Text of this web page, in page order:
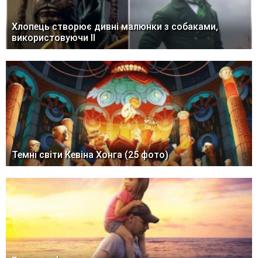
Хлопець створює дивні малюнки з собаками,
використовуючи ІІ
Темні світи Кевіна Хонга (25 фото)